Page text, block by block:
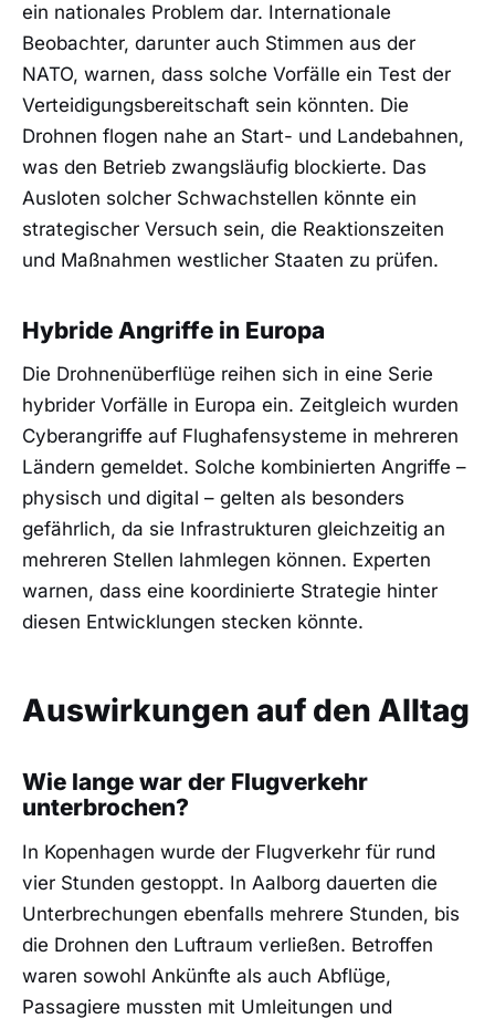
ein nationales Problem dar. Internationale
Beobachter, darunter auch Stimmen aus der
NATO, warnen, dass solche Vorfälle ein Test der
Verteidigungsbereitschaft sein könnten. Die
Drohnen flogen nahe an Start- und Landebahnen,
was den Betrieb zwangsläufig blockierte. Das
Ausloten solcher Schwachstellen könnte ein
strategischer Versuch sein, die Reaktionszeiten
und Maßnahmen westlicher Staaten zu prüfen.
Hybride Angriffe in Europa
Die Drohnenüberflüge reihen sich in eine Serie
hybrider Vorfälle in Europa ein. Zeitgleich wurden
Cyberangriffe auf Flughafensysteme in mehreren
Ländern gemeldet. Solche kombinierten Angriffe –
physisch und digital – gelten als besonders
gefährlich, da sie Infrastrukturen gleichzeitig an
mehreren Stellen lahmlegen können. Experten
warnen, dass eine koordinierte Strategie hinter
diesen Entwicklungen stecken könnte.
Auswirkungen auf den Alltag
Wie lange war der Flugverkehr
unterbrochen?
In Kopenhagen wurde der Flugverkehr für rund
vier Stunden gestoppt. In Aalborg dauerten die
Unterbrechungen ebenfalls mehrere Stunden, bis
die Drohnen den Luftraum verließen. Betroffen
waren sowohl Ankünfte als auch Abflüge,
Passagiere mussten mit Umleitungen und